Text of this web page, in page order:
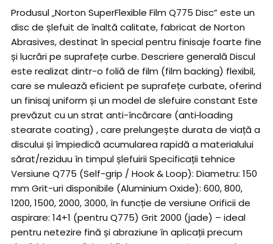
Produsul „Norton SuperFlexible Film Q775 Disc” este un
disc de șlefuit de înaltă calitate, fabricat de Norton
Abrasives, destinat în special pentru finisaje foarte fine
și lucrări pe suprafețe curbe. Descriere generală Discul
este realizat dintr-o foliă de film (film backing) flexibil,
care se mulează eficient pe suprafețe curbate, oferind
un finisaj uniform și un model de slefuire constant Este
prevăzut cu un strat anti-încărcare (anti‑loading
stearate coating) , care prelungește durata de viață a
discului și împiedică acumularea rapidă a materialului
sărat/reziduu în timpul șlefuirii Specificații tehnice
Versiune Q775 (Self-grip / Hook & Loop): Diametru: 150
mm Grit-uri disponibile (Aluminium Oxide): 600, 800,
1200, 1500, 2000, 3000, în funcție de versiune Orificii de
aspirare: 14+1 (pentru Q775) Grit 2000 (jade) – ideal
pentru netezire fină și abraziune în aplicații precum